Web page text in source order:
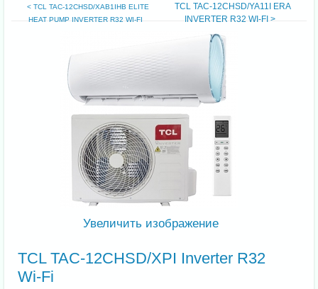
< TCL TAC-12CHSD/XAB1IHB ELITE
HEAT PUMP INVERTER R32 WI-FI
TCL TAC-12CHSD/YA11I ERA
INVERTER R32 WI-FI >
Увеличить изображение
TCL TAC-12CHSD/XPI Inverter R32
Wi-Fi